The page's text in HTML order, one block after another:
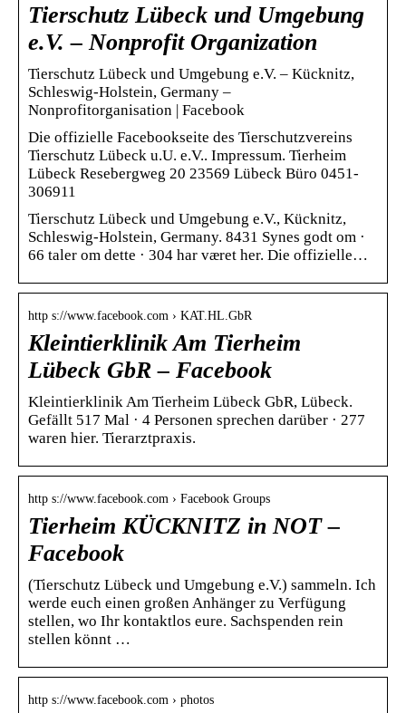
Tierschutz Lübeck und Umgebung
e.V. – Nonprofit Organization
Tierschutz Lübeck und Umgebung e.V. – Kücknitz,
Schleswig-Holstein, Germany –
Nonprofitorganisation | Facebook
Die offizielle Facebookseite des Tierschutzvereins
Tierschutz Lübeck u.U. e.V.. Impressum. Tierheim
Lübeck Resebergweg 20 23569 Lübeck Büro 0451-
306911
Tierschutz Lübeck und Umgebung e.V., Kücknitz,
Schleswig-Holstein, Germany. 8431 Synes godt om ·
66 taler om dette · 304 har været her. Die offizielle…
http s://www.facebook.com › KAT.HL.GbR
Kleintierklinik Am Tierheim
Lübeck GbR – Facebook
Kleintierklinik Am Tierheim Lübeck GbR, Lübeck.
Gefällt 517 Mal · 4 Personen sprechen darüber · 277
waren hier. Tierarztpraxis.
http s://www.facebook.com › Facebook Groups
Tierheim KÜCKNITZ in NOT –
Facebook
(Tierschutz Lübeck und Umgebung e.V.) sammeln. Ich
werde euch einen großen Anhänger zu Verfügung
stellen, wo Ihr kontaktlos eure. Sachspenden rein
stellen könnt …
http s://www.facebook.com › photos